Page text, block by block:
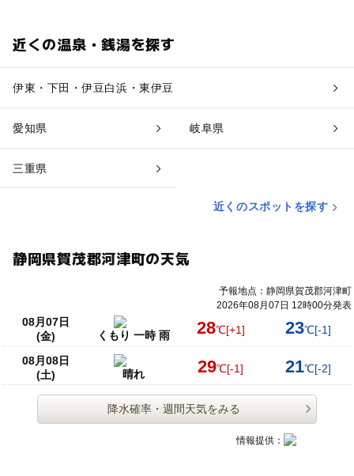
近くの温泉・銭湯を探す
伊東・下田・伊豆白浜・東伊豆
愛知県 岐阜県
三重県
近くのスポットを探す
静岡県賀茂郡河津町の天気
予報地点：静岡県賀茂郡河津町
2026年08月07日 12時00分発表
08月07日
(金)
くもり 一時 雨 28℃[+1] 23℃[-1]
08月08日
(土)
晴れ 29℃[-1] 21℃[-2]
降水確率・週間天気をみる
情報提供：